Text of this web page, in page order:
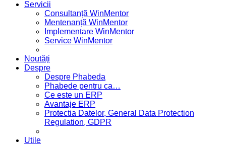
Servicii
Consultanță WinMentor
Mentenanță WinMentor
Implementare WinMentor
Service WinMentor
Noutăți
Despre
Despre Phabeda
Phabede pentru ca…
Ce este un ERP
Avantaje ERP
Protectia Datelor, General Data Protection
Regulation, GDPR
Utile